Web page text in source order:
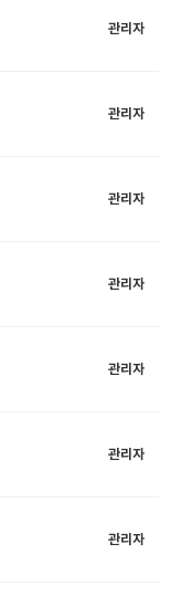
관리자
관리자
관리자
관리자
관리자
관리자
관리자